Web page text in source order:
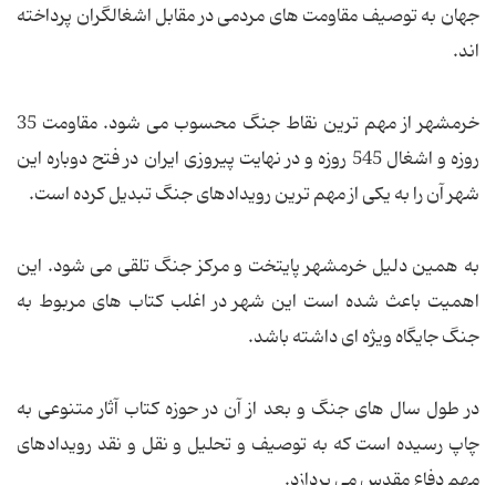
جهان به توصیف مقاومت های مردمی در مقابل اشغالگران پرداخته
اند.
خرمشهر از مهم ترین نقاط جنگ محسوب می شود. مقاومت 35
روزه و اشغال 545 روزه و در نهایت پیروزی ایران در فتح دوباره این
شهر آن را به یکی از مهم ترین رویدادهای جنگ تبدیل کرده است.
به همین دلیل خرمشهر پایتخت و مرکز جنگ تلقی می شود. این
اهمیت باعث شده است این شهر در اغلب کتاب های مربوط به
جنگ جایگاه ویژه ای داشته باشد.
در طول سال های جنگ و بعد از آن در حوزه کتاب آثار متنوعی به
چاپ رسیده است که به توصیف و تحلیل و نقل و نقد رویدادهای